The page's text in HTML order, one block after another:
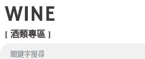
WINE
[ 酒類專區 ]